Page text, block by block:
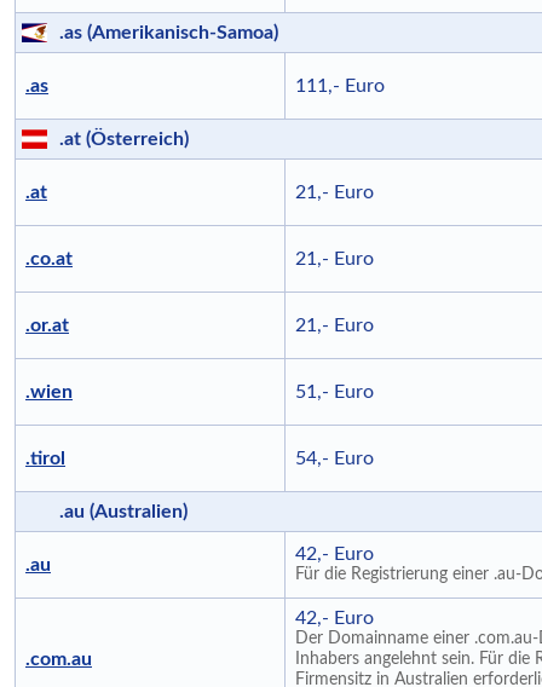
.as (Amerikanisch-Samoa)
.as 111,- Euro
.at (Österreich)
.at 21,- Euro
.co.at 21,- Euro
.or.at 21,- Euro
.wien 51,- Euro
.tirol 54,- Euro
.au (Australien)
.au
42,- Euro
Für die Registrierung einer .au-
.com.au
42,- Euro
Der Domainname einer
Inhabers angelehnt sein. Für
Firmensitz in Australien